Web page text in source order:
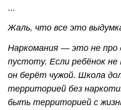
...
Жаль, что все это
Наркомания — это не про
пустоту. Если ребёнок
он берёт чужой. Школа
территорией без
быть территорией с